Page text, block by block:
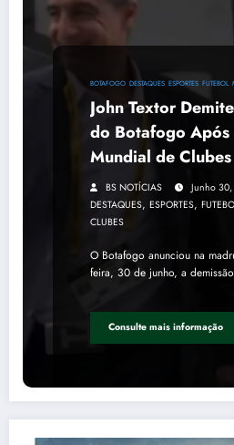
BOTAFOGO DESTAQUES ESPORTES FUTEBOL
John Textor
do Botafogo Após
Mundial de Clubes
BS NOTÍCIAS Junho
DESTAQUES, ESPORTES,
CLUBES
O Botafogo anunciou na
feira, 30 de junho, a
Consulte mais informação